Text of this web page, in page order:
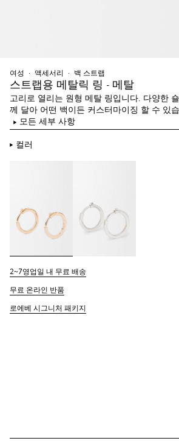
여성 액세서리 백 스트랩
스트랩용 메탈릭 링 - 메탈
고리로 열리는 원형 메탈 링입니다. 다양한
께 달아 어떤 백이든 커스터마이징 할 수 있
모든 세부 사항
컬러
2~7영업일 내 무료 배송
무료 온라인 반품
로에베 시그니처 패키지